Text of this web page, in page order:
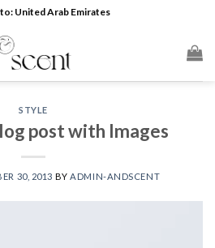
to: United Arab Emirates
STYLE
post with Images
30, 2013 BY ADMIN-ANDSCENT